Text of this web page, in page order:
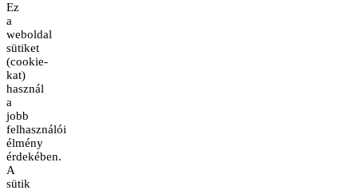
Ez
a
weboldal
sütiket
(cookie-
kat)
használ
a
jobb
felhasználói
élmény
érdekében.
A
sütik